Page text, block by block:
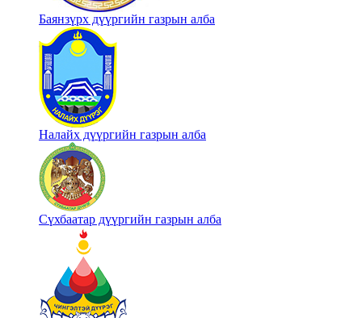
Баянзүрх дүүргийн газрын алба
Налайх дүүргийн газрын алба
Сүхбаатар дүүргийн газрын алба